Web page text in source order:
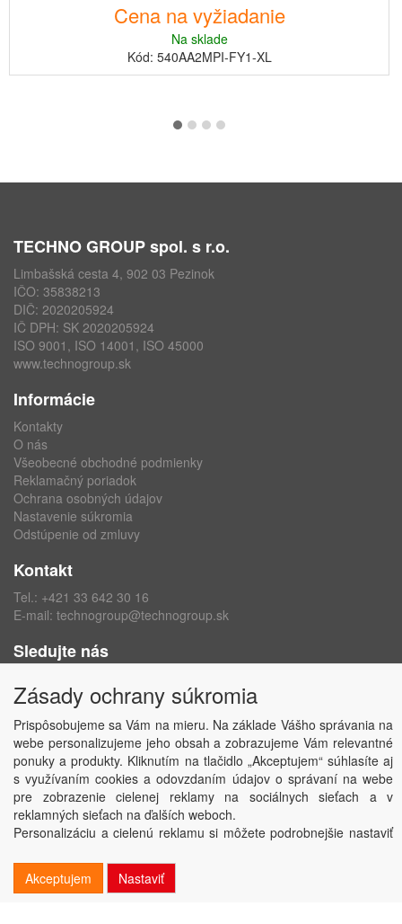
Cena na vyžiadanie
Na sklade
Kód: 540AA2MPI-FY1-XL
TECHNO GROUP spol. s r.o.
Limbašská cesta 4, 902 03 Pezinok
IČO: 35838213
DIČ: 2020205924
IČ DPH: SK 2020205924
ISO 9001, ISO 14001, ISO 45000
www.technogroup.sk
Informácie
Kontakty
O nás
Všeobecné obchodné podmienky
Reklamačný poriadok
Ochrana osobných údajov
Nastavenie súkromia
Odstúpenie od zmluvy
Kontakt
Tel.: +421 33 642 30 16
E-mail: technogroup@technogroup.sk
Sledujte nás
Instagram
Copyright © TECHNO GROUP spol. s r.o.2026
Powered by
ABRA
Zásady ochrany súkromia
Prispôsobujeme sa Vám na mieru. Na základe Vášho správania na
webe personalizujeme jeho obsah a zobrazujeme Vám relevantné
ponuky a produkty. Kliknutím na tlačidlo „Akceptujem“ súhlasíte aj
s využívaním cookies a odovzdaním údajov o správaní na webe
pre zobrazenie cielenej reklamy na sociálnych sieťach a v
reklamných sieťach na ďalších weboch.
Personalizáciu a cielenú reklamu si môžete podrobnejšie nastaviť
Akceptujem
Nastaviť